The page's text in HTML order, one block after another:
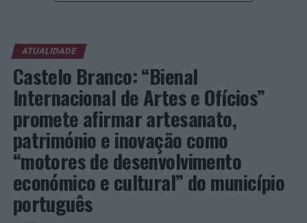
tarde, às 16h00, dança contemporânea com Andreia
Alpuim.
Segunda-feira, dia 20, das 10h00 às 13h00, a Praça da
República acolhe animação infantil com decoração de
máscaras e, pelas 16h00, nova roda de capoeira. Nessa
noite, às 22h00, a praça principal da cidade volta a
acolherDJ’s para uma noite bem carnavalesca.
Na terça-feira de Carnaval, dia 21, das 10h00 às 11h00,
animação infantil com decoração de máscaras e, às
11h00, dançahip-hop
ATUALIDADE
Castelo Branco: “Bienal
Internacional de Artes e Ofícios”
promete afirmar artesanato,
património e inovação como
“motores de desenvolvimento
económico e cultural” do município
português